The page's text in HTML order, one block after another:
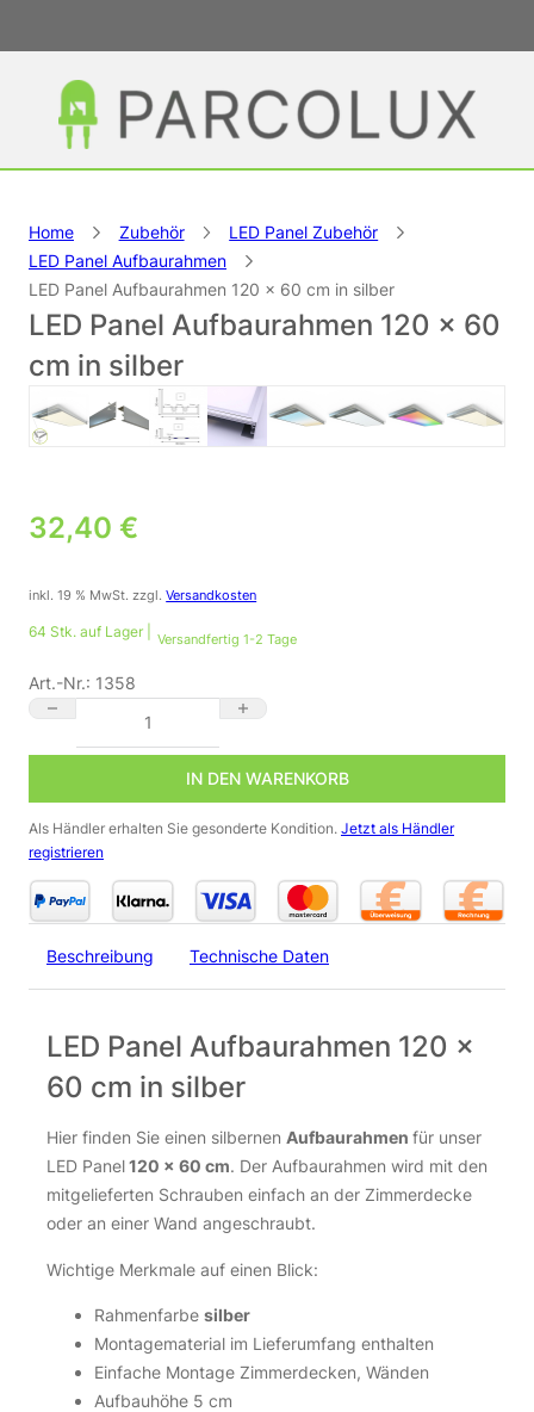
Home Zubehör
LED Panel Zubehör
LED Panel Aufbaurahmen
LED Panel Aufbaurahmen 120 x 60 cm in silber
LED Panel Aufbaurahmen 120 x 60
cm in silber
32,40 €
inkl. 19 % MwSt. zzgl.Versandkosten
64 Stk. auf Lager | Versandfertig 1-2 Tage
Art.-Nr.: 1358
LED Panel Aufbaurahmen 120 x 60 cm in silber Menge
IN DEN WARENKORB
Als Händler erhalten Sie gesonderte Kondition. Jetzt als Händler
registrieren
Beschreibung Technische Daten
LED Panel Aufbaurahmen 120 x
60 cm in silber
Hier finden Sie einen silbernen Aufbaurahmen für unser
LED Panel120 x 60 cm. Der Aufbaurahmen wird mit den
mitgelieferten Schrauben einfach an der Zimmerdecke
oder an einer Wand angeschraubt.
Wichtige Merkmale auf einen Blick:
Rahmenfarbe silber
Montagematerial im Lieferumfang enthalten
Einfache Montage Zimmerdecken, Wänden
Aufbauhöhe 5 cm